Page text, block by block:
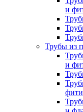
и
Трубы из
и